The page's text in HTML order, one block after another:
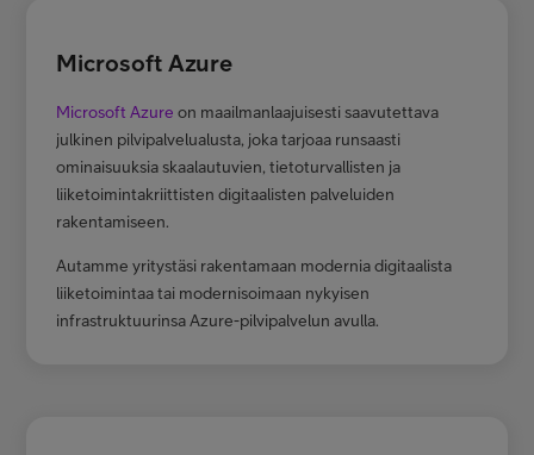
Microsoft Azure
Microsoft Azure on maailmanlaajuisesti saavutettava
julkinen pilvipalvelualusta, joka tarjoaa runsaasti
ominaisuuksia skaalautuvien, tietoturvallisten ja
liiketoimintakriittisten digitaalisten palveluiden
rakentamiseen.
Autamme yritystäsi rakentamaan modernia digitaalista
liiketoimintaa tai modernisoimaan nykyisen
infrastruktuurinsa Azure-pilvipalvelun avulla.